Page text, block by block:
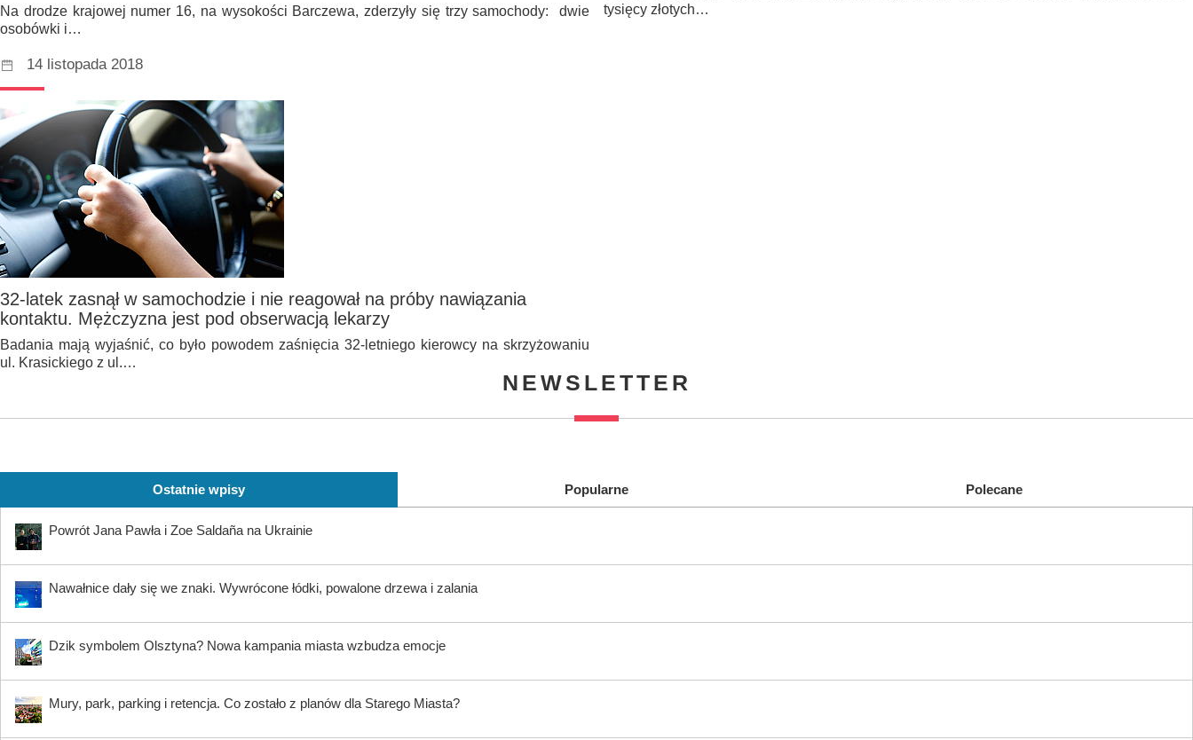
Na drodze krajowej numer 16, na wysokości Barczewa, zderzyły się trzy samochody: dwie
osobówki i…
tysięcy złotych…
14 listopada 2018
32-latek zasnął w samochodzie i nie reagował na próby nawiązania
kontaktu. Mężczyzna jest pod obserwacją lekarzy
Badania mają wyjaśnić, co było powodem zaśnięcia 32-letniego kierowcy na skrzyżowaniu
ul. Krasickiego z ul.…
NEWSLETTER
Ostatnie wpisy Popularne Polecane
Powrót Jana Pawła i Zoe Saldaña na Ukrainie
Nawałnice dały się we znaki. Wywrócone łódki, powalone drzewa i zalania
Dzik symbolem Olsztyna? Nowa kampania miasta wzbudza emocje
Mury, park, parking i retencja. Co zostało z planów dla Starego Miasta?